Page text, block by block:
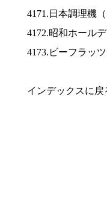
4171.日本調理機（
4172.昭和ホール
4173.ビーフラッ
インデックスに戻